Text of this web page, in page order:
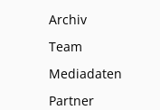
Archiv
Team
Mediadaten
Partner